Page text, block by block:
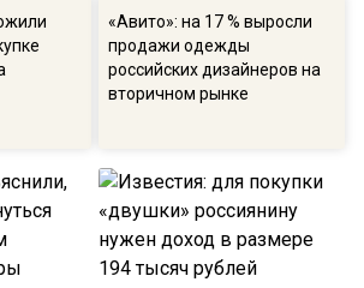
«Авито»: на 17 % выросли
продажи одежды
российских дизайнеров на
вторичном рынке